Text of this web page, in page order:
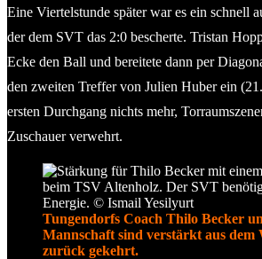
Eine Viertelstunde später war es ein schnell
der dem SVT das 2:0 bescherte. Tristan
Ecke den Ball und bereitete dann per
den zweiten Treffer von Julien Huber ein
ersten Durchgang nichts mehr,
Zuschauer verwehrt.
Tungendorfs Coach Thilo Becker
Mannschaft sind verstärkt aus dem
zurück gekehrt.